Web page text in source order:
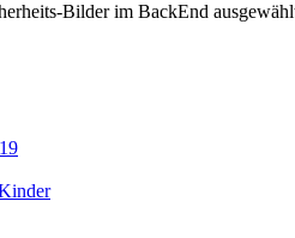
Bilder im BackEnd